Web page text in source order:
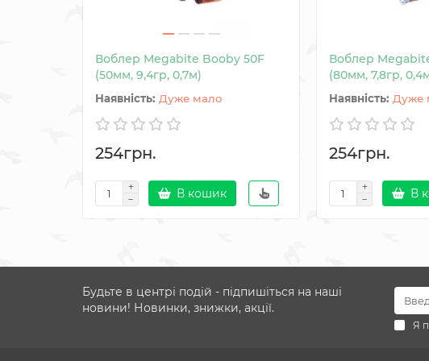
Воблер Megabite Booby 50F
(50мм, 9,4гр, 0,7м)
Дуже мало
254грн.
В кошик
Воблер
(80мм, 7,8гр,
Дуже
254грн.
В
Будьте в центрі подій - підпишіться на наші
новини! Новинки, знижки, акції.
Я